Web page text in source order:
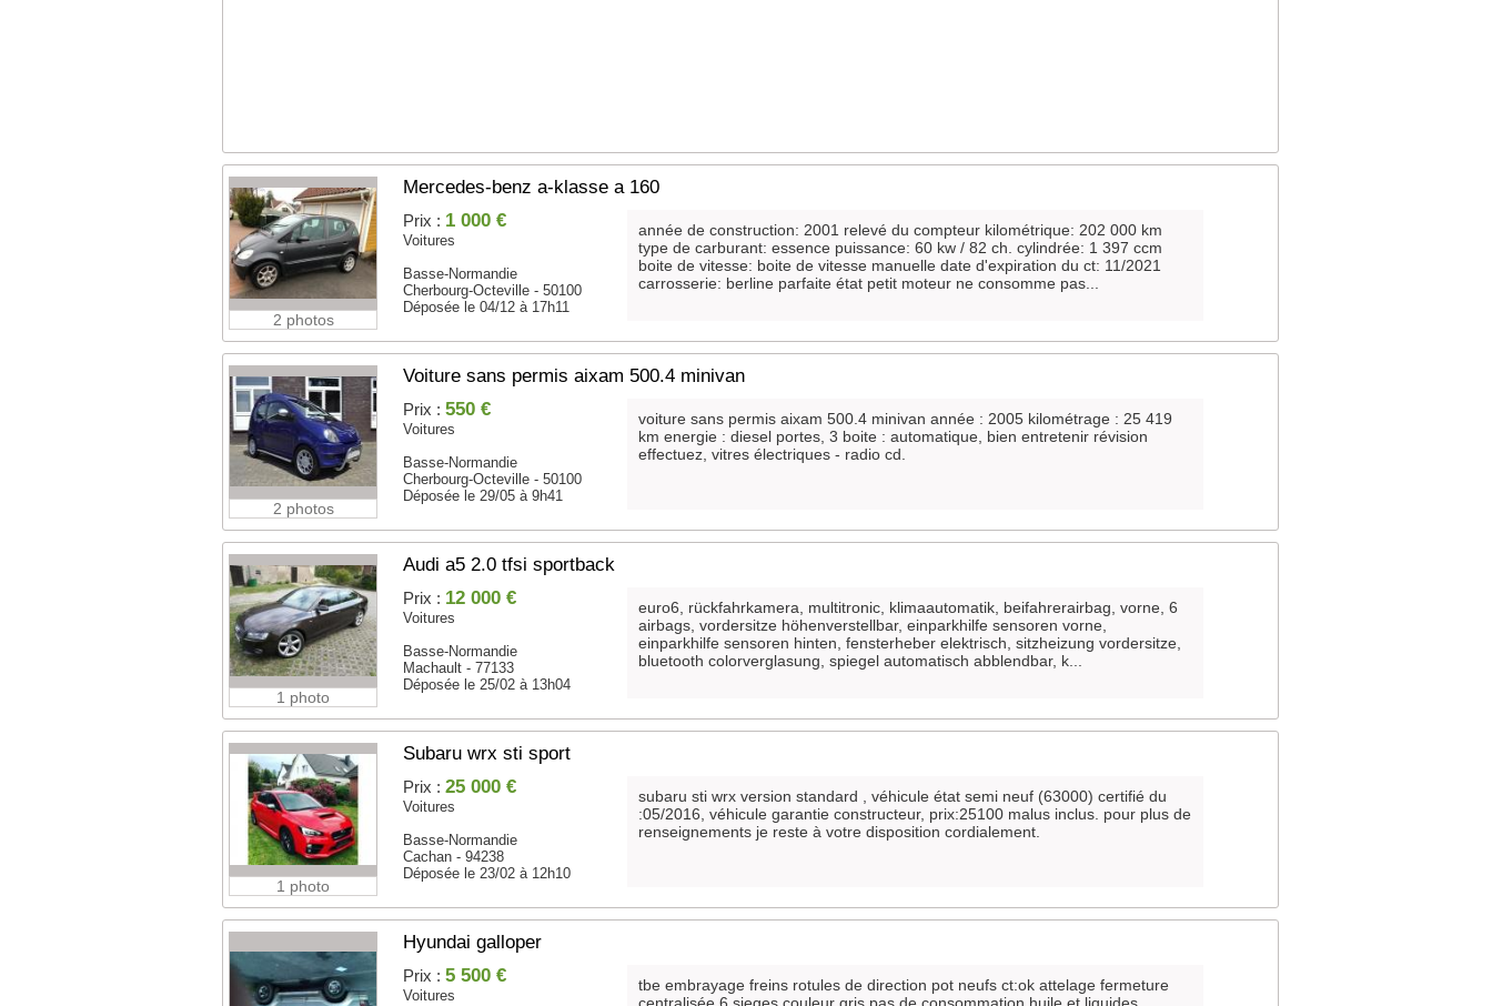
2 photos
Mercedes-benz a-klasse a 160
Prix : 1 000 €
Voitures
Basse-Normandie
Cherbourg-Octeville - 50100
Déposée le 04/12 à 17h11
année de construction: 2001 relevé du compteur kilométrique: 202 000 km
type de carburant: essence puissance: 60 kw / 82 ch. cylindrée: 1 397 ccm
boite de vitesse: boite de vitesse manuelle date d'expiration du ct: 11/2021
carrosserie: berline parfaite état petit moteur ne consomme pas...
2 photos
Voiture sans permis aixam 500.4 minivan
Prix :550 €
Voitures
Basse-Normandie
Cherbourg-Octeville - 50100
Déposée le 29/05 à 9h41
voiture sans permis aixam 500.4 minivan année : 2005 kilométrage : 25 419
km energie : diesel portes, 3 boite : automatique, bien entretenir révision
effectuez, vitres électriques - radio cd.
1 photo
Audi a5 2.0 tfsi sportback
Prix : 12 000 €
Voitures
Basse-Normandie
Machault - 77133
Déposée le 25/02 à 13h04
euro6, rückfahrkamera, multitronic, klimaautomatik, beifahrerairbag, vorne, 6
airbags, vordersitze höhenverstellbar, einparkhilfe sensoren vorne,
einparkhilfe sensoren hinten, fensterheber elektrisch, sitzheizung vordersitze,
bluetooth colorverglasung, spiegel automatisch abblendbar, k...
1 photo
Subaru wrx sti sport
Prix :25 000 €
Voitures
Basse-Normandie
Cachan - 94238
Déposée le 23/02 à 12h10
subaru sti wrx version standard , véhicule état semi neuf (63000) certifié du
:05/2016, véhicule garantie constructeur, prix:25100 malus inclus. pour plus de
renseignements je reste à votre disposition cordialement.
Hyundai galloper
Prix :5 500 €
Voitures
tbe embrayage freins rotules de direction pot neufs ct:ok attelage fermeture